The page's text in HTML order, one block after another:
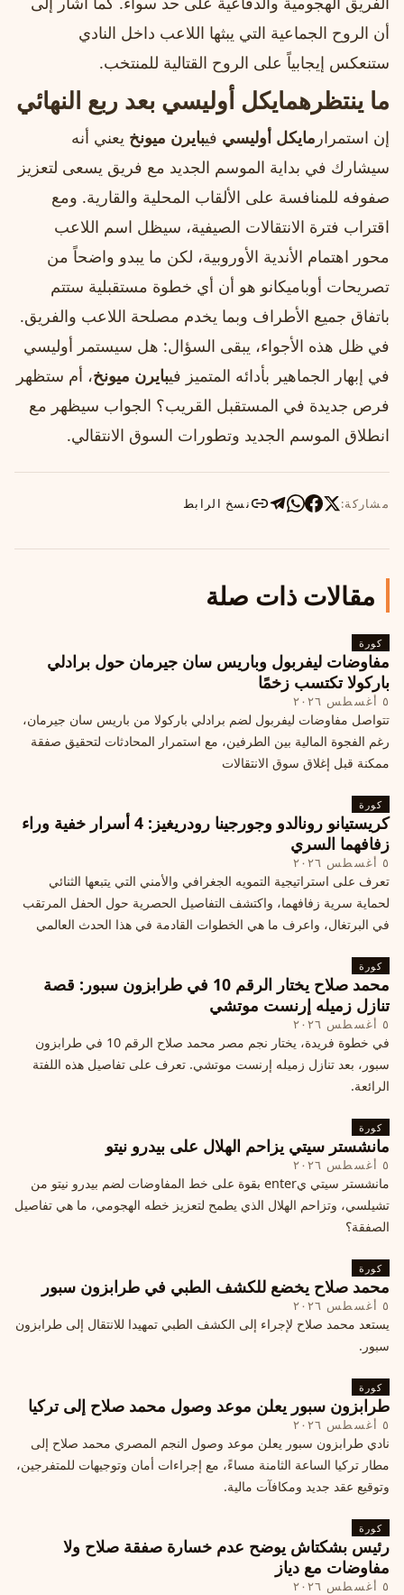
أن الروح الجماعية التي يبثها اللاعب داخل النادي
ستنعكس إيجابياً على الروح القتالية للمنتخب.
ما ينتظرهمايكل أوليسي بعد ربع النهائي
إن استمرار مايكل أوليسي فيبايرن ميونخ يعني أنه
سيشارك في بداية الموسم الجديد مع فريق يسعى لتعزيز
صفوفه للمنافسة على الألقاب المحلية والقارية. ومع
اقتراب فترة الانتقالات الصيفية، سيظل اسم اللاعب
محور اهتمام الأندية الأوروبية، لكن ما يبدو واضحاً من
تصريحات أوباميكانو هو أن أي خطوة مستقبلية ستتم
باتفاق جميع الأطراف وبما يخدم مصلحة اللاعب والفريق.
في ظل هذه الأجواء، يبقى السؤال: هل سيستمر أوليسي
في إبهار الجماهير بأدائه المتميز فيبايرن ميونخ، أم ستظهر
فرص جديدة في المستقبل القريب؟ الجواب سيظهر مع
انطلاق الموسم الجديد وتطورات السوق الانتقالي.
مشاركة: نسخ الرابط
مقالات ذات صلة
كورة
مفاوضات ليفربول وباريس سان جيرمان حول برادلي
باركولا تكتسب زخمًا
٥ أغسطس ٢٠٢٦
تتواصل مفاوضات ليفربول لضم برادلي باركولا من باريس سان جيرمان،
رغم الفجوة المالية بين الطرفين، مع استمرار المحادثات لتحقيق صفقة
ممكنة قبل إغلاق سوق الانتقالات
كورة
كريستيانو رونالدو وجورجينا رودريغيز: 4 أسرار خفية وراء
زفافهما السري
٥ أغسطس ٢٠٢٦
تعرف على استراتيجية التمويه الجغرافي والأمني التي يتبعها الثنائي
لحماية سرية زفافهما، واكتشف التفاصيل الحصرية حول الحفل المرتقب
في البرتغال، واعرف ما هي الخطوات القادمة في هذا الحدث العالمي
كورة
محمد صلاح يختار الرقم 10 في طرابزون سبور: قصة
تنازل زميله إرنست موتشي
٥ أغسطس ٢٠٢٦
في خطوة فريدة، يختار نجم مصر محمد صلاح الرقم 10 في طرابزون
سبور، بعد تنازل زميله إرنست موتشي. تعرف على تفاصيل هذه اللفتة
الرائعة.
كورة
مانشستر سيتي يزاحم الهلال على بيدرو نيتو
٥ أغسطس ٢٠٢٦
مانشستر سيتي يenter بقوة على خط المفاوضات لضم بيدرو نيتو من
تشيلسي، وتزاحم الهلال الذي يطمح لتعزيز خطه الهجومي، ما هي تفاصيل
الصفقة؟
كورة
محمد صلاح يخضع للكشف الطبي في طرابزون سبور
٥ أغسطس ٢٠٢٦
يستعد محمد صلاح لإجراء إلى الكشف الطبي تمهيدا للانتقال إلى طرابزون
سبور.
كورة
طرابزون سبور يعلن موعد وصول محمد صلاح إلى تركيا
٥ أغسطس ٢٠٢٦
نادي طرابزون سبور يعلن موعد وصول النجم المصري محمد صلاح إلى
مطار تركيا الساعة الثامنة مساءً، مع إجراءات أمان وتوجيهات للمتفرجين،
وتوقيع عقد جديد ومكافآت مالية.
كورة
رئيس بشكتاش يوضح عدم خسارة صفقة صلاح ولا
مفاوضات مع دياز
٥ أغسطس ٢٠٢٦